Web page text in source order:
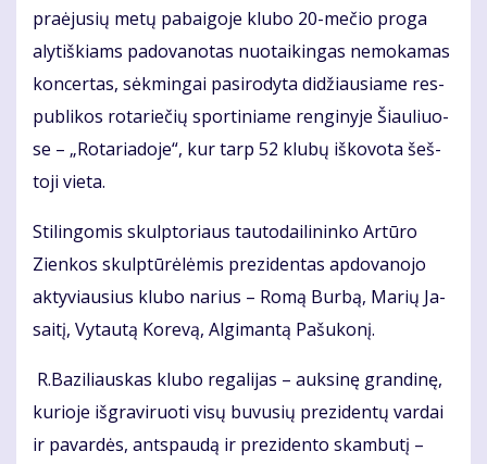
pra­ėju­sių me­tų pa­bai­go­je klu­bo 20-me­čio pro­ga
aly­tiš­kiams pa­do­va­no­tas nuo­tai­kin­gas ne­mo­ka­mas
kon­cer­tas, sėk­min­gai pa­si­ro­dy­ta di­džiau­sia­me res­
pub­li­kos ro­ta­rie­čių spor­ti­nia­me ren­gi­ny­je Šiau­liuo­
se – „Ro­ta­ria­do­je“, kur tarp 52 klu­bų iš­ko­vo­ta šeš­
to­ji vie­ta.
Sti­lin­go­mis skulp­to­riaus tau­to­dai­li­nin­ko Ar­tū­ro
Zien­kos skulp­tū­rė­lė­mis pre­zi­den­tas ap­do­va­no­jo
ak­ty­viau­sius klu­bo na­rius – Ro­mą Bur­bą, Ma­rių Ja­
sai­tį, Vy­tau­tą Ko­re­vą, Al­gi­man­tą Pa­šu­ko­nį.
R.Ba­zi­liaus­kas klu­bo re­ga­li­jas – auk­si­nę gran­di­nę,
ku­rio­je iš­gra­vi­ruo­ti vi­sų bu­vu­sių pre­zi­den­tų var­dai
ir pa­var­dės, ant­spau­dą ir pre­zi­den­to skam­bu­tį –